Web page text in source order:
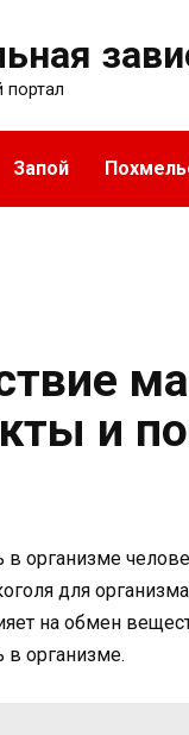
Запой
и
организме
для
на обмен
в организме.